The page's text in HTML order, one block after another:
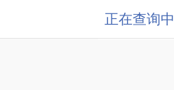
正在查询中